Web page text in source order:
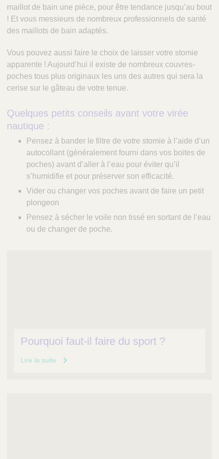
maillot de bain une pièce, pour être tendance jusqu’au bout
! Et vous messieurs de nombreux professionnels de santé
des maillots de bain adaptés.
Vous pouvez aussi faire le choix de laisser votre stomie
apparente ! Aujourd’hui il existe de nombreux couvres-
poches tous plus originaux les uns des autres qui sera la
cerise sur le gâteau de votre tenue.
Quelques petits conseils avant votre virée
nautique :
Pensez à bander le filtre de votre stomie à l’aide d’un
autocollant (généralement fourni dans vos boites de
poches) avant d’aller à l’eau pour éviter qu’il
s’humidifie et pour préserver son efficacité.
Vider ou changer vos poches avant de faire un petit
plongeon
Pensez à sécher le voile non tissé en sortant de l’eau
ou de changer de poche.
Pourquoi faut-il faire du sport ?
Lire la suite